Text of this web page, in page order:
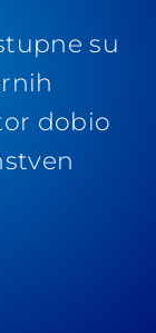
su
dobio